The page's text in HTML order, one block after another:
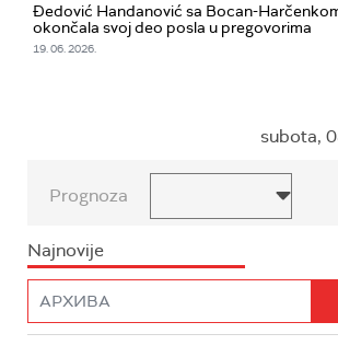
Đedović Handanović sa Bocan-
okončala svoj deo posla u pregovorima
19. 06. 2026.
subota,
Prognoza
Najnovije